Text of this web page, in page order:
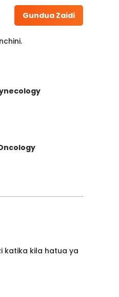
Gundua Zaidi
katika kila hatua ya